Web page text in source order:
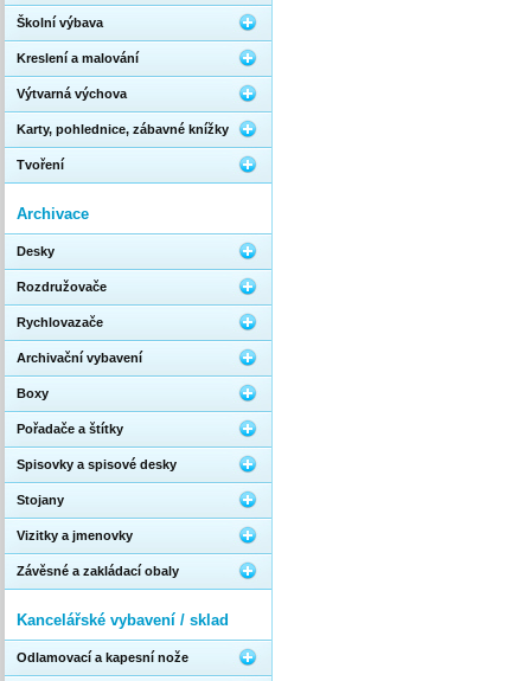
Školní výbava
Kreslení a malování
Výtvarná výchova
Karty, pohlednice, zábavné knížky
Tvoření
Archivace
Desky
Rozdružovače
Rychlovazače
Archivační vybavení
Boxy
Pořadače a štítky
Spisovky a spisové desky
Stojany
Vizitky a jmenovky
Závěsné a zakládací obaly
Kancelářské vybavení / sklad
Odlamovací a kapesní nože